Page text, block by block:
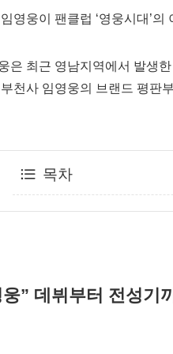
영웅이 팬클럽 ‘영웅시대’
은 최근 영남지역에서 발생
천사 임영웅의 브랜드 평판
목차
웅” 데뷔부터 전성기